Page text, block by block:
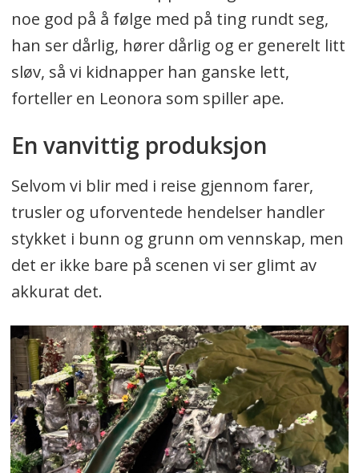
noe god på å følge med på ting rundt seg,
han ser dårlig, hører dårlig og er generelt litt
sløv, så vi kidnapper han ganske lett,
forteller en Leonora som spiller ape.
En vanvittig produksjon
Selvom vi blir med i reise gjennom farer,
trusler og uforventede hendelser handler
stykket i bunn og grunn om vennskap, men
det er ikke bare på scenen vi ser glimt av
akkurat det.